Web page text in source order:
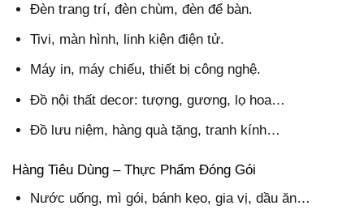
Đèn trang trí, đèn chùm, đèn để bàn.
Tivi, màn hình, linh kiện điện tử.
Máy in, máy chiếu, thiết bị công nghệ.
Đồ nội thất decor: tượng, gương, lọ hoa…
Đồ lưu niệm, hàng quà tặng, tranh kính…
Hàng Tiêu Dùng – Thực Phẩm Đóng Gói
Nước uống, mì gói, bánh kẹo, gia vị, dầu ăn…